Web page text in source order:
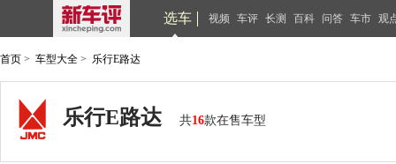
选车 视频 车评 长测 百科 问答 车市 观
首页 > 车型大全 > 乐行E路达
乐行E路达 共16款在售车型